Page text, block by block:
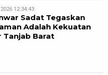
12:34:43
Sadat Tegaskan
Adalah Kekuatan
Tanjab Barat